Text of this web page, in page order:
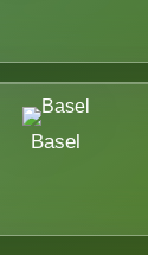
Basel